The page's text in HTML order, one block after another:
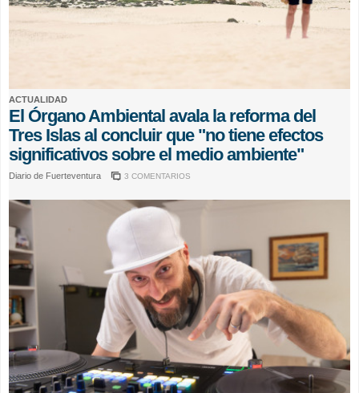
ACTUALIDAD
El Órgano Ambiental avala la reforma del
Tres Islas al concluir que "no tiene efectos
significativos sobre el medio ambiente"
Diario de Fuerteventura 3 COMENTARIOS